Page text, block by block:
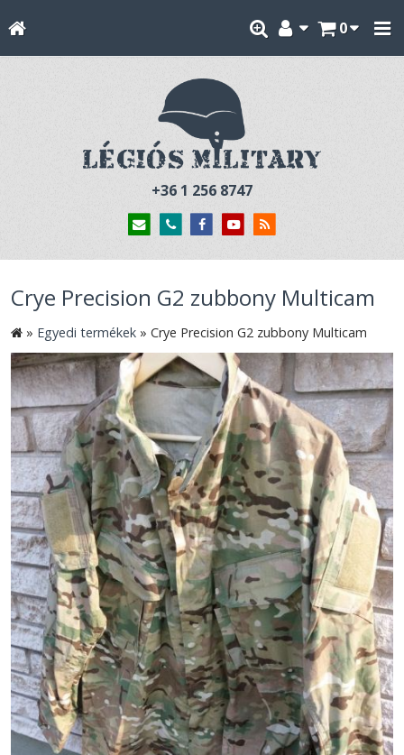
0
+36 1 256 8747
Crye Precision G2 zubbony Multicam
» Egyedi termékek » Crye Precision G2 zubbony Multicam